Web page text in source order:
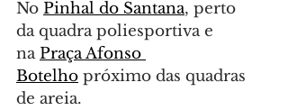
No Pinhal do Santana, perto
da quadra poliesportiva e
na Praça Afonso
Botelho próximo das quadras
de areia.